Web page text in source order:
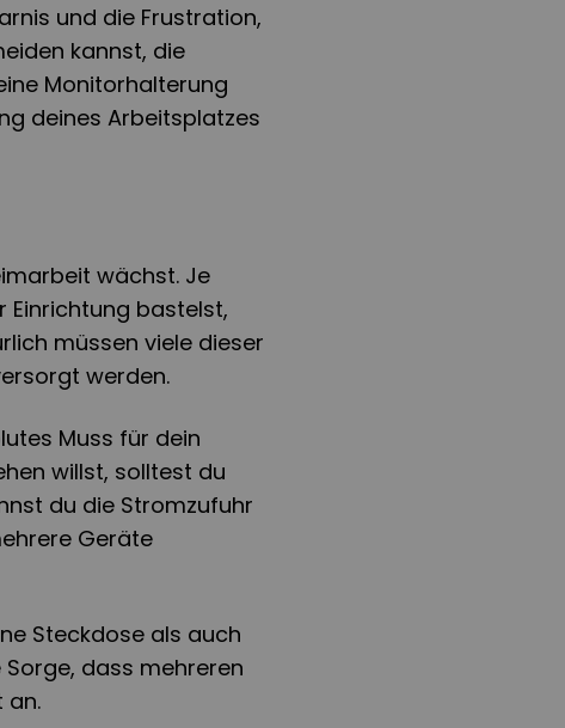
und die Frustration,
kannst, die
Monitorhalterung
deines Arbeitsplatzes
wächst. Je
Einrichtung bastelst,
müssen viele dieser
werden.
Muss für dein
willst, solltest du
du die Stromzufuhr
Geräte
Steckdose als auch
dass mehreren
an.